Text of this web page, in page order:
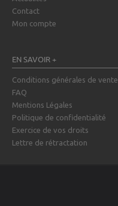
Contact
Mon compte
EN SAVOIR +
Conditions générales de vente
FAQ
Mentions Légales
Politique de confidentialité
Exercice de vos droits
Lettre de rétractation